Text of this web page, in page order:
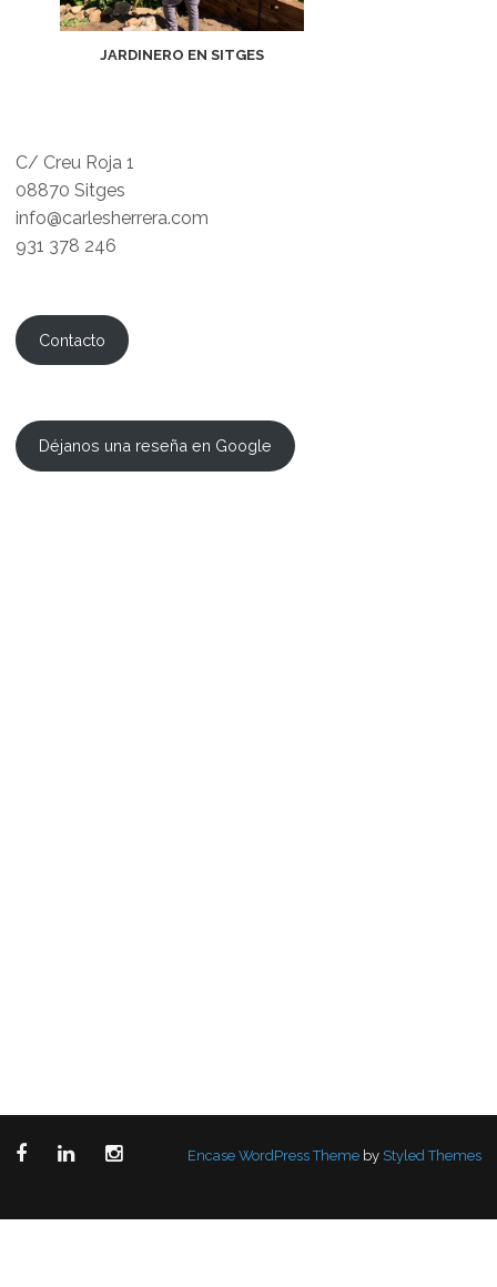
JARDINERO EN SITGES
C/ Creu Roja 1
08870 Sitges
info@carlesherrera.com
931 378 246
Contacto
Déjanos una reseña en Google
Encase WordPress Themeby Styled Themes